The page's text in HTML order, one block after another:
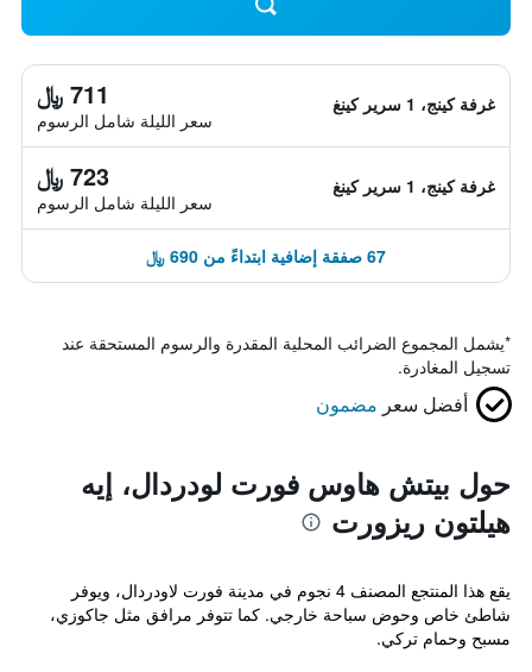
غرفة كينج، 1 سرير كينغ 711 ﷼
سعر الليلة شامل الرسوم
غرفة كينج، 1 سرير كينغ 723 ﷼
سعر الليلة شامل الرسوم
67 صفقة إضافية ابتداءً من 690 ﷼
*يشمل المجموع الضرائب المحلية المقدرة والرسوم المستحقة عند
تسجيل المغادرة.
أفضل سعر مضمون
حول بيتش هاوس فورت لودردال، إيه
هيلتون ريزورت
يقع هذا المنتجع المصنف 4 نجوم في مدينة فورت لاودردال، ويوفر
شاطئ خاص وحوض سباحة خارجي. كما تتوفر مرافق مثل جاكوزي،
مسبح وحمام تركي.